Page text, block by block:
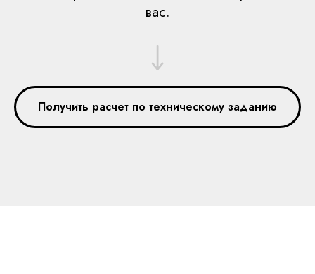
вас.
Получить расчет по техническому заданию